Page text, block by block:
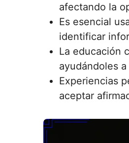
afectando la
Es esencial
identificar
La educación
ayudándoles
Experiencias
aceptar